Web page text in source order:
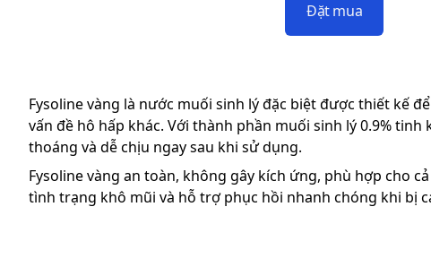
Đặt mua
Fysoline vàng là nước muối sinh lý đặc biệt được thiết kế
vấn đề hô hấp khác. Với thành phần muối sinh lý 0.9%
thoáng và dễ chịu ngay sau khi sử dụng.
Fysoline vàng an toàn, không gây kích ứng, phù hợp cho
tình trạng khô mũi và hỗ trợ phục hồi nhanh chóng khi bị